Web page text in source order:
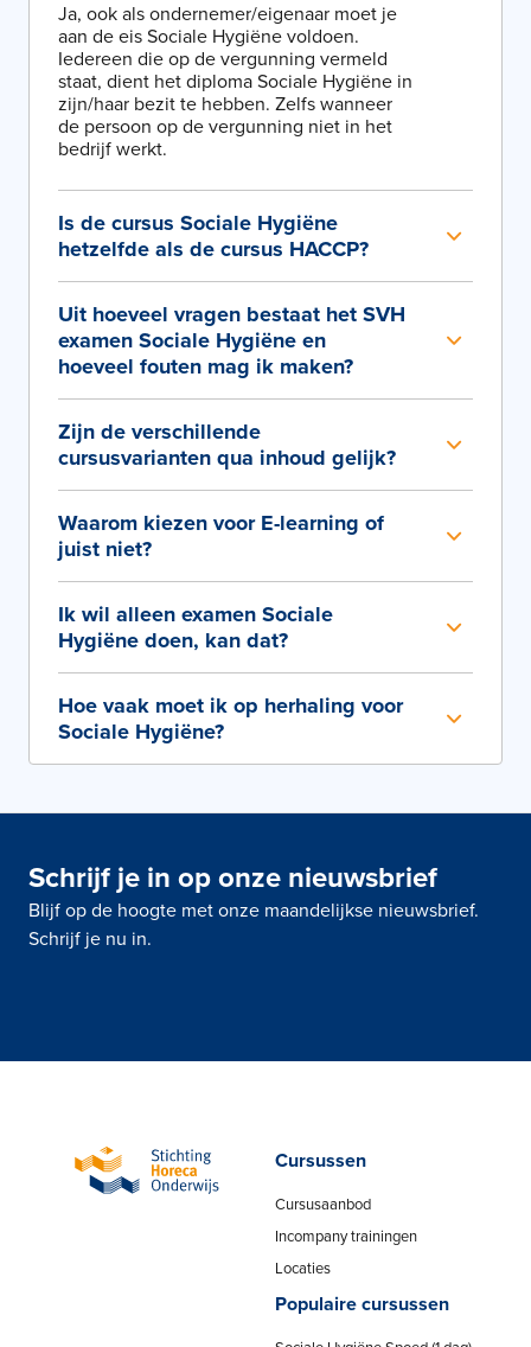
Ja, ook als ondernemer/eigenaar moet je
aan de eis Sociale Hygiëne voldoen.
Iedereen die op de vergunning vermeld
staat, dient het diploma Sociale Hygiëne in
zijn/haar bezit te hebben. Zelfs wanneer
de persoon op de vergunning niet in het
bedrijf werkt.
Is de cursus Sociale Hygiëne
hetzelfde als de cursus HACCP?
Uit hoeveel vragen bestaat het SVH
examen Sociale Hygiëne en
hoeveel fouten mag ik maken?
Zijn de verschillende
cursusvarianten qua inhoud gelijk?
Waarom kiezen voor E-learning of
juist niet?
Ik wil alleen examen Sociale
Hygiëne doen, kan dat?
Hoe vaak moet ik op herhaling voor
Sociale Hygiëne?
Schrijf je in op onze nieuwsbrief
Blijf op de hoogte met onze maandelijkse nieuwsbrief.
Schrijf je nu in.
Cursussen
Cursusaanbod
Incompany trainingen
Locaties
Populaire cursussen